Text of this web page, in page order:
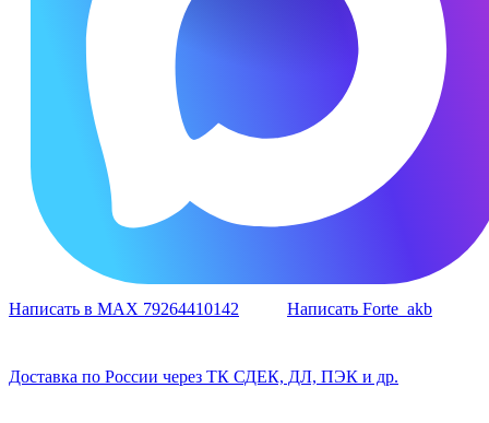
Написать в MAX 79264410142 Написать Forte_akb
Доставка по России через ТК СДЕК, ДЛ, ПЭК и др.